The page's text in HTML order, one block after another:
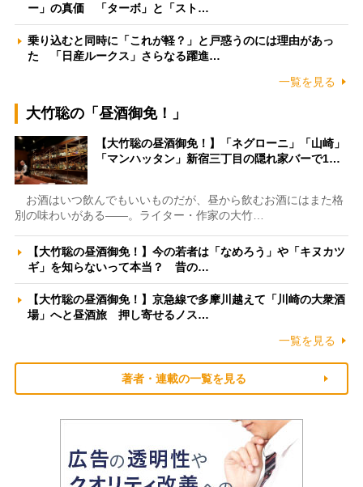
ー」の真価 「ターボ」と「スト…
乗り込むと同時に「これが軽？」と戸惑うのには理由があっ
た 「日産ルークス」さらなる躍進…
一覧を見る
大竹聡の「昼酒御免！」
【大竹聡の昼酒御免！】「ネグローニ」「山崎」
「マンハッタン」新宿三丁目の隠れ家バーで1…
お酒はいつ飲んでもいいものだが、昼から飲むお酒にはまた格
別の味わいがある――。ライター・作家の大竹…
【大竹聡の昼酒御免！】今の若者は「なめろう」や「キヌカツ
ギ」を知らないって本当？ 昔の…
【大竹聡の昼酒御免！】京急線で多摩川越えて「川崎の大衆酒
場」へと昼酒旅 押し寄せるノス…
一覧を見る
著者・連載の一覧を見る